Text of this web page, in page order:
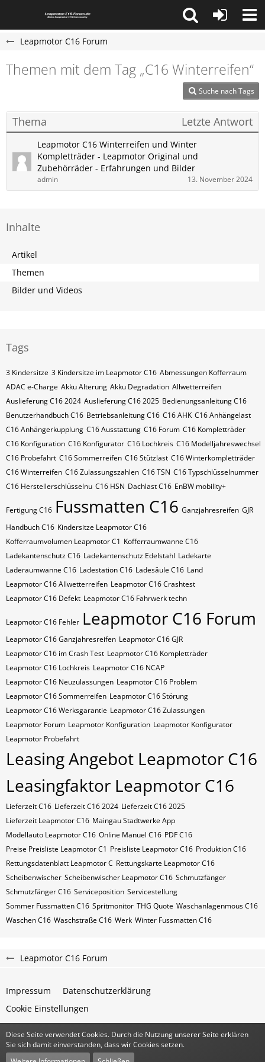
Leapmotor C16 Forum
Themen mit dem Tag „C16 Winterreifen“
Suche nach Tags
Thema Letzte Antwort
Leapmotor C16 Winterreifen und Winter
Kompletträder - Leapmotor Original und
Zubehörräder - Erfahrungen und Bilder
admin 13. November 2024
Inhalte
Artikel
Themen
Bilder und Videos
Tags
3 Kindersitze 3 Kindersitze im Leapmotor C16 Abmessungen Kofferraum
ADAC e-Charge Akku Alterung Akku Degradation Allwetterreifen
Auslieferung C16 2024 Auslieferung C16 2025 Bedienungsanleitung C16
Benutzerhandbuch C16 Betriebsanleitung C16 C16 AHK C16 Anhängelast
C16 Anhängerkupplung C16 Ausstattung C16 Forum C16 Kompletträder
C16 Konfiguration C16 Konfigurator C16 Lochkreis C16 Modelljahreswechsel
C16 Probefahrt C16 Sommerreifen C16 Stützlast C16 Winterkompletträder
C16 Winterreifen C16 Zulassungszahlen C16​​​​ TSN C16​​​​ Typschlüsselnummer
C16​​​​​ Herstellerschlüsselnu C16​​​​​ HSN Dachlast C16 EnBW mobility+
Fertigung C16 Fussmatten C16 Ganzjahresreifen GJR
Handbuch C16 Kindersitze Leapmotor C16
Kofferraumvolumen Leapmotor C1 Kofferraumwanne C16
Ladekantenschutz C16 Ladekantenschutz Edelstahl Ladekarte
Laderaumwanne C16 Ladestation C16 Ladesäule C16 Land
Leapmotor C16 Allwetterreifen Leapmotor C16 Crashtest
Leapmotor C16 Defekt Leapmotor C16 Fahrwerk techn
Leapmotor C16 Fehler Leapmotor C16 Forum
Leapmotor C16 Ganzjahresreifen Leapmotor C16 GJR
Leapmotor C16 im Crash Test Leapmotor C16 Kompletträder
Leapmotor C16 Lochkreis Leapmotor C16 NCAP
Leapmotor C16 Neuzulassungen Leapmotor C16 Problem
Leapmotor C16 Sommerreifen Leapmotor C16 Störung
Leapmotor C16 Werksgarantie Leapmotor C16 Zulassungen
Leapmotor Forum Leapmotor Konfiguration Leapmotor Konfigurator
Leapmotor Probefahrt
Leasing Angebot Leapmotor C16
Leasingfaktor Leapmotor C16
Lieferzeit C16 Lieferzeit C16 2024 Lieferzeit C16 2025
Lieferzeit Leapmotor C16 Maingau Stadtwerke App
Modellauto Leapmotor C16 Online Manuel C16 PDF C16
Preise Preisliste Leapmotor C1 Preisliste Leapmotor C16 Produktion C16
Rettungsdatenblatt Leapmotor C Rettungskarte Leapmotor C16
Scheibenwischer Scheibenwischer Leapmotor​ C16 Schmutzfänger
Schmutzfänger C16 Serviceposition Servicestellung
Sommer Fussmatten C16 Spritmonitor THG Quote Waschanlagenmous C16
Waschen C16 Waschstraße C16 Werk Winter Fussmatten C16
Leapmotor C16 Forum
Impressum
Datenschutzerklärung
Cookie Einstellungen
Community-Software:WoltLab Suite™
Stil:Classicvon
Diese Seite verwendet Cookies. Durch die Nutzung unserer Seite erklären
Sie sich damit einverstanden, dass wir Cookies setzen.